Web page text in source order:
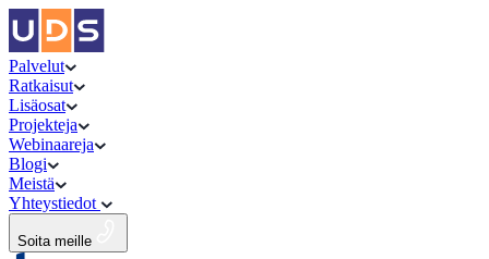
Palvelut
Ratkaisut
Lisäosat
Projekteja
Webinaareja
Blogi
Meistä
Yhteystiedot
Soita meille